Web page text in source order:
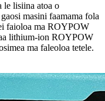
le lisiina atoa o
masini faamama fola
faioloa ma ROYPOW
lithium-ion ROYPOW
ma faleoloa tetele.